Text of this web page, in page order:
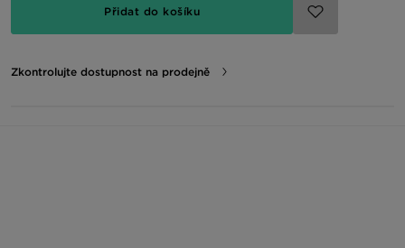
Přidat do košíku
Zkontrolujte dostupnost na prodejně